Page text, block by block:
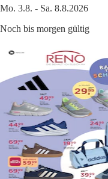
Mo. 3.8. - Sa. 8.8.2026
Noch bis morgen gültig